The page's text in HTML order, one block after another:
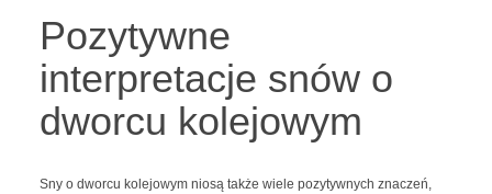
Pozytywne
interpretacje snów o
dworcu kolejowym
Sny o dworcu kolejowym niosą także wiele pozytywnych znaczeń,